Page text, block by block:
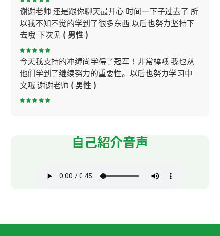
谢谢老师 还是跟你聊天最开心 时间一下子过去了 所
以我不知不觉的学到了很多东西 以后也努力坚持下
去哦 下次见 ( 男性 )
今天我支持的冲绳尚学得了冠军！非常棒哦 我也从
他们学到了继续努力的重要性。以后也努力学习中
文哦 谢谢老师 ( 男性 )
次见吧！
( 男性 )
自己紹介音声